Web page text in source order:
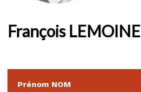
François LEMOINE
Prénom NOM